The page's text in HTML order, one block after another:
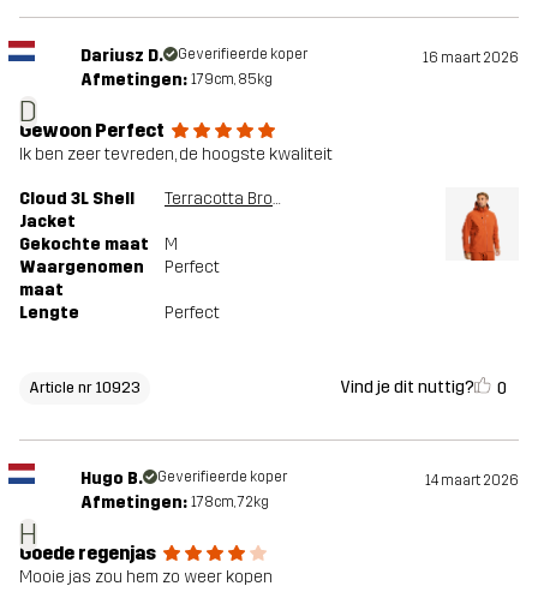
D
Dariusz D. Geverifieerde koper 16 maart 2026
Afmetingen: 179cm, 85kg
Gewoon Perfect
Ik ben zeer tevreden, de hoogste kwaliteit
Cloud 3L Shell
Jacket
Terracotta Brown
Gekochte maat
M
Waargenomen
maat
Perfect
Lengte Perfect
Article nr 10923 Vind je dit nuttig? 0
H
Hugo B. Geverifieerde koper 14 maart 2026
Afmetingen: 178cm, 72kg
Goede regenjas
Mooie jas zou hem zo weer kopen